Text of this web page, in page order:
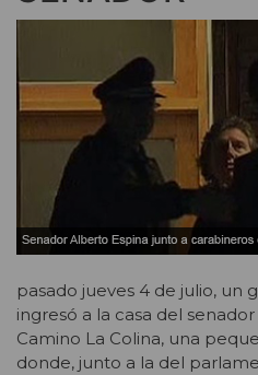
pasado jueves 4 de julio, un
ingresó a la casa del
Camino La Colina, una
donde, junto a la del